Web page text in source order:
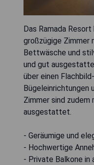
Das Ramada
großzügige Zimmer
Bettwäsche und
und gut
über einen
Bügeleinrichtungen
Zimmer sind zudem
ausgestattet.
- Geräumige und
- Hochwertige
- Private Balkone in